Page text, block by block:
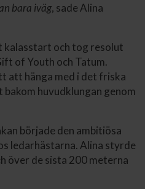
bara iväg, sade Alina
kalasstart och tog resolut
of Youth och Tatum.
att hänga med i det friska
huvudklungan genom
började den ambitiösa
ledarhästarna. Alina styrde
över de sista 200 meterna